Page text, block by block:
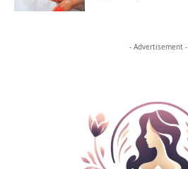
- Advertisement -